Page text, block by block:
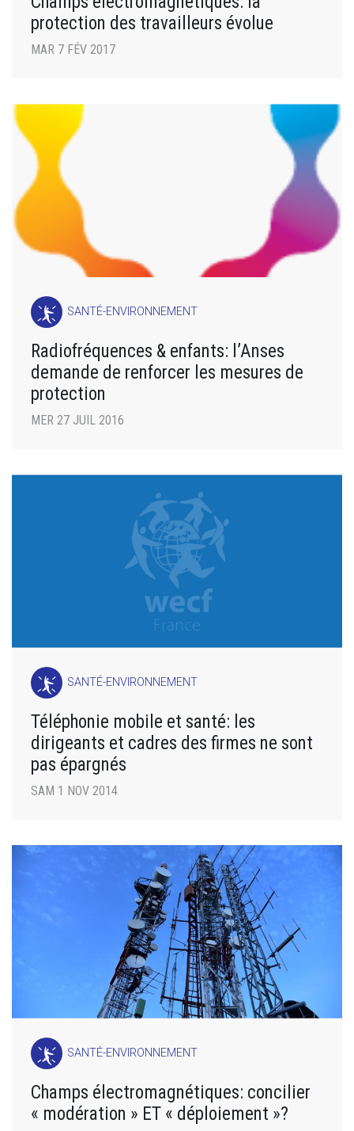
protection des travailleurs évolue
MAR 7 FÉV 2017
SANTÉ-ENVIRONNEMENT
Radiofréquences & enfants: l’Anses
demande de renforcer les mesures de
protection
MER 27 JUIL 2016
SANTÉ-ENVIRONNEMENT
Téléphonie mobile et santé: les
dirigeants et cadres des firmes ne sont
pas épargnés
SAM 1 NOV 2014
SANTÉ-ENVIRONNEMENT
Champs électromagnétiques: concilier
« modération » ET « déploiement »?